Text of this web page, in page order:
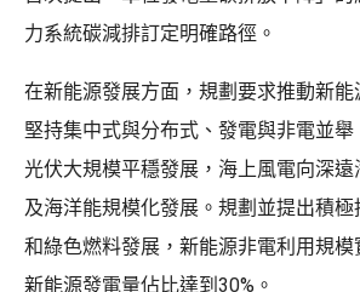
力系統碳減排訂定明確路徑。
在新能源發展方面，規劃要求推動新能
堅持集中式與分布式、發電與非電並舉
光伏大規模平穩發展，海上風電向深
及海洋能規模化發展。規劃並提出積
和綠色燃料發展，新能源非電利用規
新能源發電量佔比達到30%。